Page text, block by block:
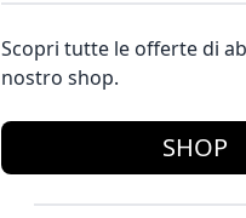
Scopri tutte le offerte di
nostro shop.
SHOP